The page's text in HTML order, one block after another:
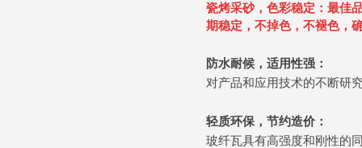
瓷烤采砂，色彩稳定： 最佳
期稳定，不掉色，不褪色，
防水耐候，适用性强：
对产品和应用技术的不断研
轻质环保，节约造价：
玻纤瓦具有高强度和刚性的